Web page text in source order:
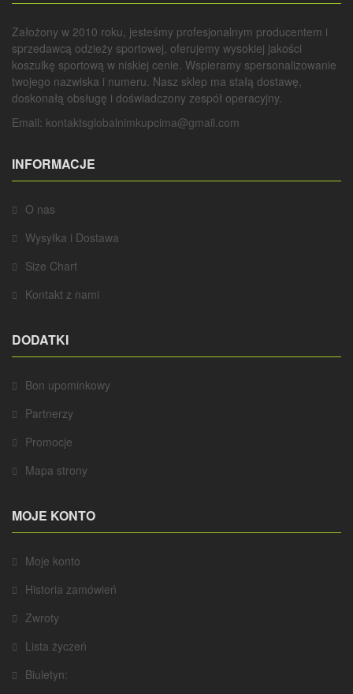
Założony w 2010 roku, jesteśmy profesjonalnym producentem i
sprzedawcą odzieży sportowej, oferujemy wysokiej jakości
koszulkę sportową w niskiej cenie. Wspieramy spersonalizowanie
twojego nazwiska i numeru. Nasz sklep ma stałą dostawę,
doskonałą obsługę i doświadczony zespół operacyjny.
Email: kontaktsglobalnimkupcima@gmail.com
INFORMACJE
O nas
Wysyłka i Dostawa
Size Chart
Kontakt z nami
DODATKI
Bon upominkowy
Partnerzy
Promocje
Mapa strony
MOJE KONTO
Moje konto
Historia zamówień
Zwroty
Lista życzeń
Biuletyn: